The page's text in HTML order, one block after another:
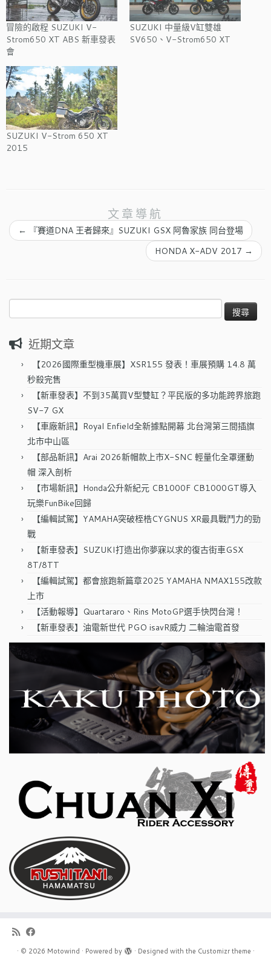
冒險的啟程 SUZUKI V-
Strom650 XT ABS 新車發表
會
SUZUKI 中量級V缸雙雄
SV650、V-Strom650 XT
SUZUKI V-Strom 650 XT
2015
文章導航
← 『賽道DNA 王者歸來』SUZUKI GSX 阿魯家族 同台登場
HONDA X-ADV 2017 →
搜
尋
鍵
近期文章
【2026國際重型機車展】XSR155 發表！車展預購 14.8 萬
秒殺完售
【新車發表】不到35萬買V型雙缸？平民版的多功能跨界旅跑
SV-7 GX
【車廠新訊】Royal Enfield全新據點開幕 北台灣第三間插旗
北市中山區
【部品新訊】Arai 2026新帽款上市X-SNC 輕量化全罩運動
帽 深入剖析
【市場新訊】Honda公升新紀元 CB1000F CB1000GT導入
玩樂FunBike回歸
【編輯試駕】YAMAHA突破桎梏CYGNUS XR最具戰鬥力的勁
戰
【新車發表】SUZUKI打造出你夢寐以求的復古街車GSX
8T/8TT
【編輯試駕】都會旅跑新篇章2025 YAMAHA NMAX155改款
上市
【活動報導】Quartararo、Rins MotoGP選手快閃台灣！
【新車發表】油電新世代 PGO isavR威力 二輪油電首發
· © 2026 Motowind · Powered by · Designed with the Customizr theme ·